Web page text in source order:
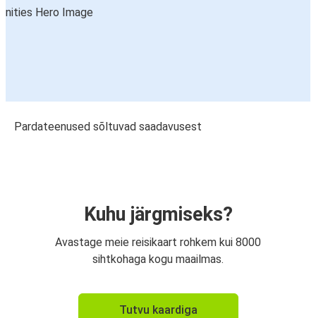
Pardateenused sõltuvad saadavusest
Kuhu järgmiseks?
Avastage meie reisikaart rohkem kui 8000
sihtkohaga kogu maailmas.
Tutvu kaardiga